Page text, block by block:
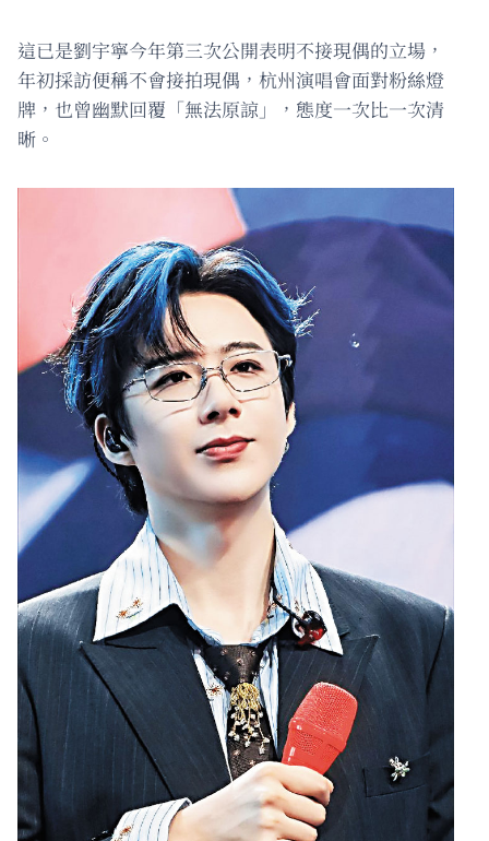
這已是劉宇寧今年第三次公開表明不接現偶的立場，
年初採訪便稱不會接拍現偶，杭州演唱會面對粉絲燈
牌，也曾幽默回覆「無法原諒」，態度一次比一次清
晰。